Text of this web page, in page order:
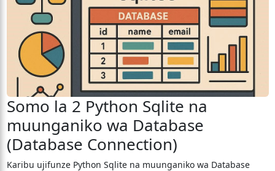
Somo la 2 Python Sqlite na
muunganiko wa Database
(Database Connection)
Karibu ujifunze Python Sqlite na muunganiko wa Database